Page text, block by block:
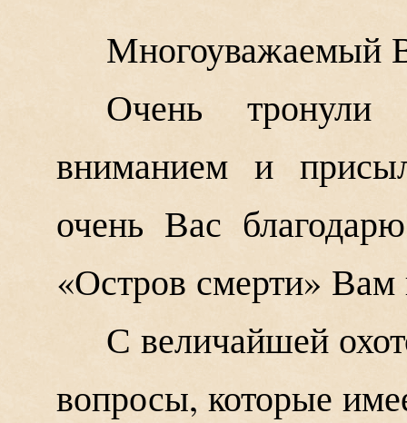
Многоуважаемый
Очень
вниманием и
очень Вас
«Остров смерти» Вам
С величайшей
вопросы, которые